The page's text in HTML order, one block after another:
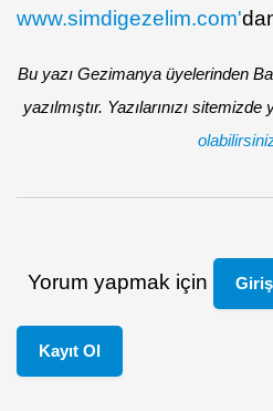
www.simdigezelim.com'
Bu yazı Gezimanya üyelerinden
yazılmıştır. Yazılarınızı
Yorum yapmak için
Kayıt Ol